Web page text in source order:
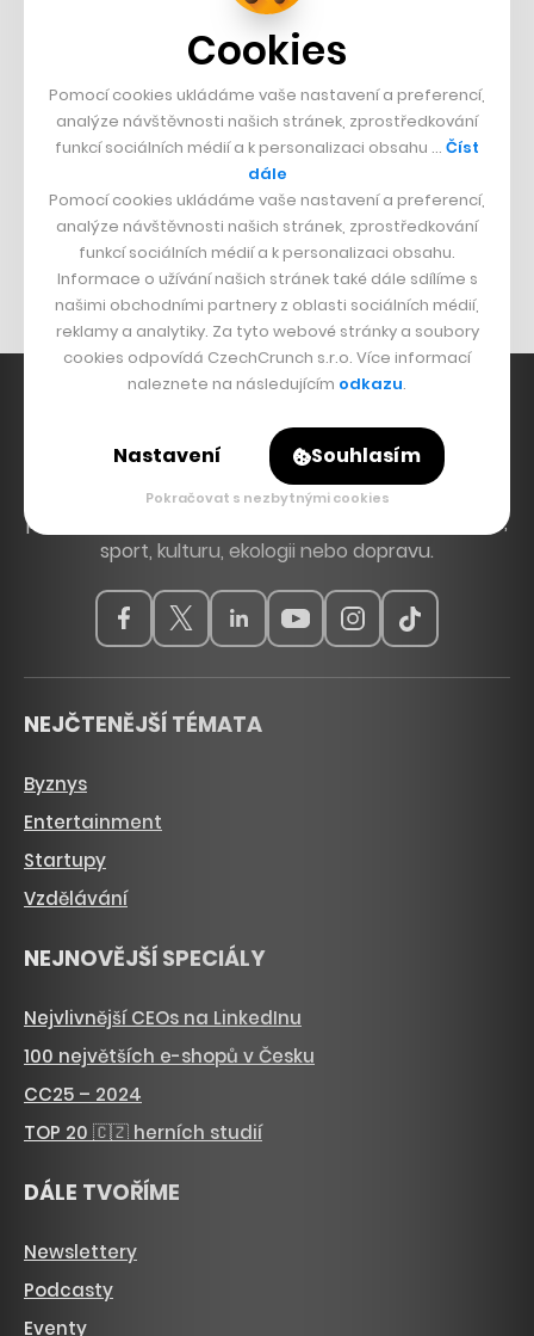
Boční projekt, co se zvrtnul
Francouzský šéfkuchař na Šumavě
Dva golfisti, co pečou
DESIGN
Bomma není tichá
Originální hodinky
Nábytek z betonu
Hlavní zdroj inspirace. Věnujeme se tématům, která
hýbou Českem a světem, od byznysu a startupů
přes technologie, politiku a vzdělávání až po bydlení,
sport, kulturu, ekologii nebo dopravu.
NEJČTENĚJŠÍ TÉMATA
Byznys
Entertainment
Startupy
Vzdělávání
NEJNOVĚJŠÍ SPECIÁLY
Nejvlivnější CEOs na LinkedInu
100 největších e-shopů v Česku
CC25 – 2024
TOP 20 🇨🇿 herních studií
DÁLE TVOŘÍME
Newslettery
Podcasty
Eventy
Cookies
Pomocí cookies ukládáme vaše nastavení a preferencí,
analýze návštěvnosti našich stránek, zprostředkování
funkcí sociálních médií a k personalizaci obsahu … Číst
dále
Pomocí cookies ukládáme vaše nastavení a preferencí,
analýze návštěvnosti našich stránek, zprostředkování
funkcí sociálních médií a k personalizaci obsahu.
Informace o užívání našich stránek také dále sdílíme s
našimi obchodními partnery z oblasti sociálních médií,
reklamy a analytiky. Za tyto webové stránky a soubory
cookies odpovídá CzechCrunch s.r.o. Více informací
naleznete na následujícím odkazu.
Nastavení Souhlasím
Pokračovat s nezbytnými cookies